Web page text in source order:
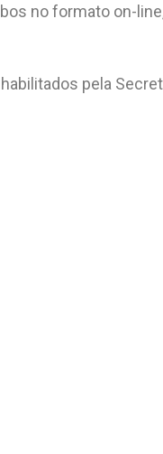
no formato on-
pela